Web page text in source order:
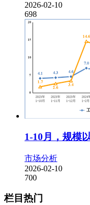
2026-02-10
698
1-10月，规模
市场分析
2026-02-10
700
栏目热门